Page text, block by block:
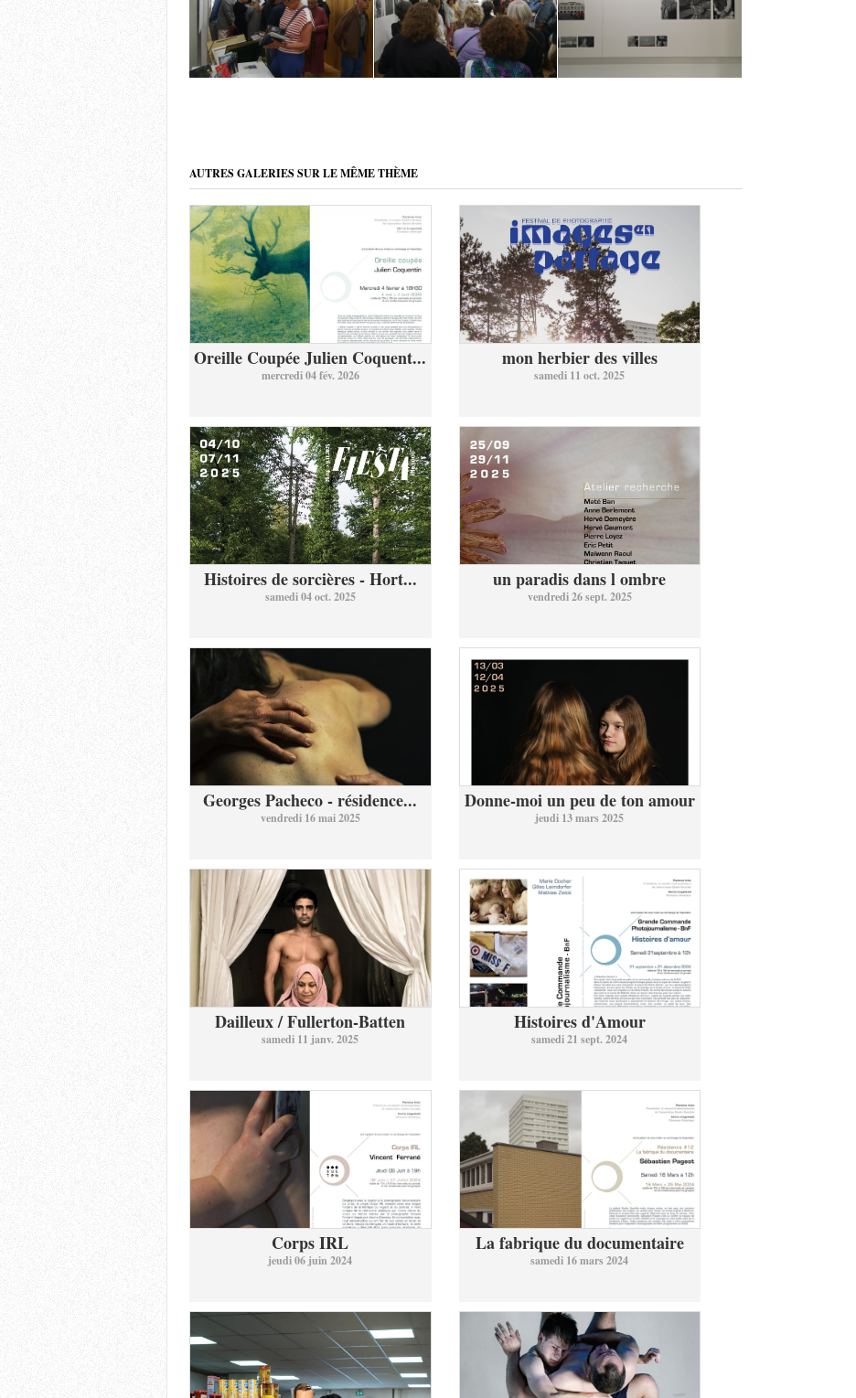
AUTRES GALERIES SUR LE MÊME THÈME
Oreille Coupée Julien Coquent...
mercredi 04 fév. 2026
mon herbier des villes
samedi 11 oct. 2025
Histoires de sorcières - Hort...
samedi 04 oct. 2025
un paradis dans l ombre
vendredi 26 sept. 2025
Georges Pacheco - résidence...
vendredi 16 mai 2025
Donne-moi un peu de ton amour
jeudi 13 mars 2025
Dailleux / Fullerton-Batten
samedi 11 janv. 2025
Histoires d'Amour
samedi 21 sept. 2024
Corps IRL
jeudi 06 juin 2024
La fabrique du documentaire
samedi 16 mars 2024